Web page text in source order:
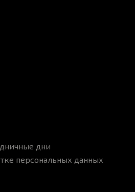
дни
персональных данных